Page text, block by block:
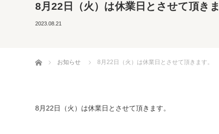
8月22日（火）は休業日とさせて頂き
2023.08.21
ホーム お知らせ 8月22日（火）は休業日とさせて頂きます。
8月22日（火）は休業日とさせて頂きます。